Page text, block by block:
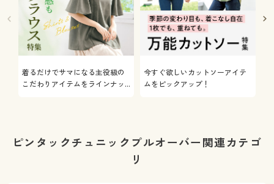
着るだけでサマになる主役級の
こだわりアイテムをラインナッ
今すぐ欲しいカットソーアイテ
ムをピックアップ！
ピンタックチュニックプルオーバー関連カテゴ
リ